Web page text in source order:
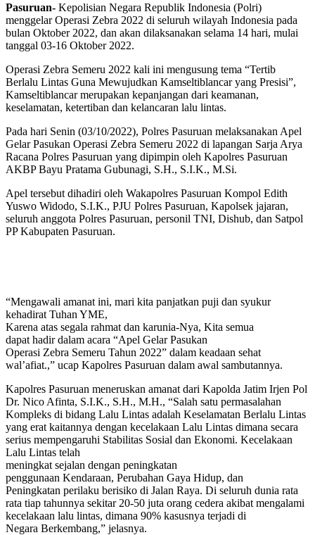
Pasuruan- Kepolisian Negara Republik Indonesia (Polri)
menggelar Operasi Zebra 2022 di seluruh wilayah Indonesia pada
bulan Oktober 2022, dan akan dilaksanakan selama 14 hari, mulai
tanggal 03-16 Oktober 2022.
Operasi Zebra Semeru 2022 kali ini mengusung tema “Tertib
Berlalu Lintas Guna Mewujudkan Kamseltiblancar yang Presisi”,
Kamseltiblancar merupakan kepanjangan dari keamanan,
keselamatan, ketertiban dan kelancaran lalu lintas.
Pada hari Senin (03/10/2022), Polres Pasuruan melaksanakan Apel
Gelar Pasukan Operasi Zebra Semeru 2022 di lapangan Sarja Arya
Racana Polres Pasuruan yang dipimpin oleh Kapolres Pasuruan
AKBP Bayu Pratama Gubunagi, S.H., S.I.K., M.Si.
Apel tersebut dihadiri oleh Wakapolres Pasuruan Kompol Edith
Yuswo Widodo, S.I.K., PJU Polres Pasuruan, Kapolsek jajaran,
seluruh anggota Polres Pasuruan, personil TNI, Dishub, dan Satpol
PP Kabupaten Pasuruan.
“Mengawali amanat ini, mari kita panjatkan puji dan syukur
kehadirat Tuhan YME,
Karena atas segala rahmat dan karunia-Nya, Kita semua
dapat hadir dalam acara “Apel Gelar Pasukan
Operasi Zebra Semeru Tahun 2022” dalam keadaan sehat
wal’afiat.,” ucap Kapolres Pasuruan dalam awal sambutannya.
Kapolres Pasuruan meneruskan amanat dari Kapolda Jatim Irjen Pol
Dr. Nico Afinta, S.I.K., S.H., M.H., “Salah satu permasalahan
Kompleks di bidang Lalu Lintas adalah Keselamatan Berlalu Lintas
yang erat kaitannya dengan kecelakaan Lalu Lintas dimana secara
serius mempengaruhi Stabilitas Sosial dan Ekonomi. Kecelakaan
Lalu Lintas telah
meningkat sejalan dengan peningkatan
penggunaan Kendaraan, Perubahan Gaya Hidup, dan
Peningkatan perilaku berisiko di Jalan Raya. Di seluruh dunia rata
rata tiap tahunnya sekitar 20-50 juta orang cedera akibat mengalami
kecelakaan lalu lintas, dimana 90% kasusnya terjadi di
Negara Berkembang,” jelasnya.